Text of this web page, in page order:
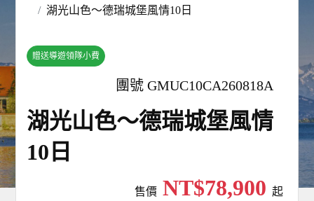
湖光山色～德瑞城堡風情10日
贈送導遊領隊小費
團號 GMUC10CA260818A
湖光山色～德瑞城堡風情
10日
售價NT$78,900 起